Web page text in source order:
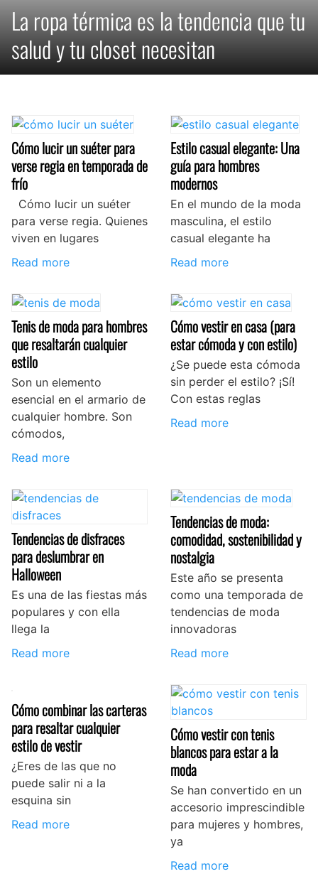
La ropa térmica es la tendencia que tu
salud y tu closet necesitan
Cómo lucir un suéter para
verse regia en temporada de
frío
Cómo lucir un suéter
para verse regia. Quienes
viven en lugares
Read more
Estilo casual elegante: Una
guía para hombres
modernos
En el mundo de la moda
masculina, el estilo
casual elegante ha
Read more
Tenis de moda para hombres
que resaltarán cualquier
estilo
Son un elemento
esencial en el armario de
cualquier hombre. Son
cómodos,
Read more
Cómo vestir en casa (para
estar cómoda y con estilo)
¿Se puede esta cómoda
sin perder el estilo? ¡Sí!
Con estas reglas
Read more
Tendencias de disfraces
para deslumbrar en
Halloween
Es una de las fiestas más
populares y con ella
llega la
Read more
Tendencias de moda:
comodidad, sostenibilidad y
nostalgia
Este año se presenta
como una temporada de
tendencias de moda
innovadoras
Read more
Cómo combinar las carteras
para resaltar cualquier
estilo de vestir
¿Eres de las que no
puede salir ni a la
esquina sin
Read more
Cómo vestir con tenis
blancos para estar a la
moda
Se han convertido en un
accesorio imprescindible
para mujeres y hombres,
ya
Read more